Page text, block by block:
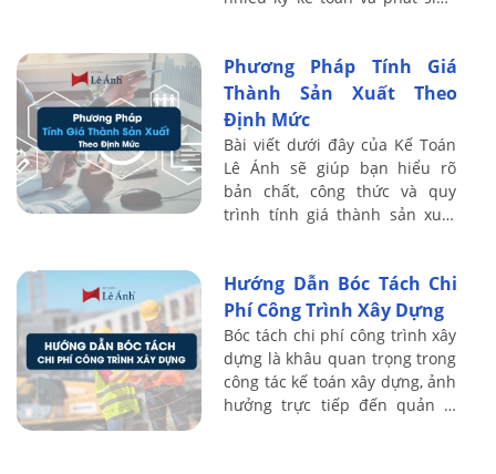
phần giá ...
Phương Pháp Tính Giá
Thành Sản Xuất Theo
Định Mức
Bài viết dưới đây của Kế Toán
Lê Ánh sẽ giúp bạn hiểu rõ
bản chất, công thức và quy
trình tính giá thành sản xuất
trong ...
Hướng Dẫn Bóc Tách Chi
Phí Công Trình Xây Dựng
Bóc tách chi phí công trình xây
dựng là khâu quan trọng trong
công tác kế toán xây dựng, ảnh
hưởng trực tiếp đến quản lý